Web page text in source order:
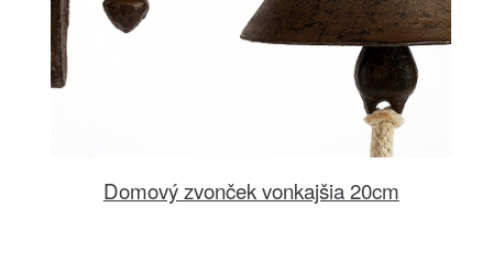
Domový zvonček vonkajšia 20cm